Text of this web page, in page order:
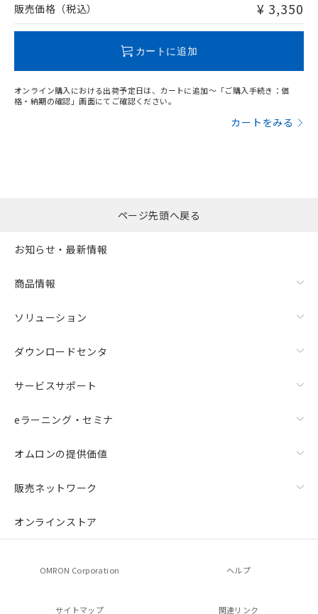
問い合わせください。
販売価格（税込） ¥ 3,350
カートに追加
オンライン購入における出荷予定日は、カートに追加～「ご購入手続き：価
格・納期の確認」画面にてご確認ください。
カートをみる
ページ先頭へ戻る
お知らせ・最新情報
商品情報
ソリューション
ダウンロードセンタ
サービスサポート
eラーニング・セミナ
オムロンの提供価値
販売ネットワーク
オンラインストア
OMRON Corporation ヘルプ
サイトマップ 関連リンク